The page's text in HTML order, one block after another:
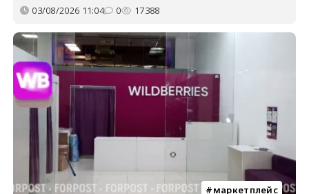
03/08/2026 11:04 0 17388
маркетплейс